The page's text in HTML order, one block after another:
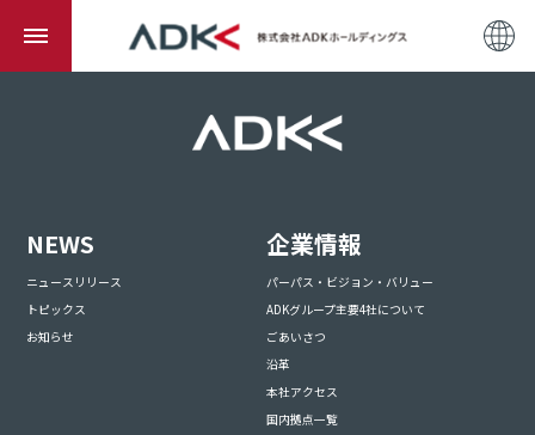
NEWS
ニュースリリース
トピックス
お知らせ
企業情報
パーパス・ビジョン・バリュー
ADKグループ主要4社について
ごあいさつ
沿革
本社アクセス
国内拠点一覧